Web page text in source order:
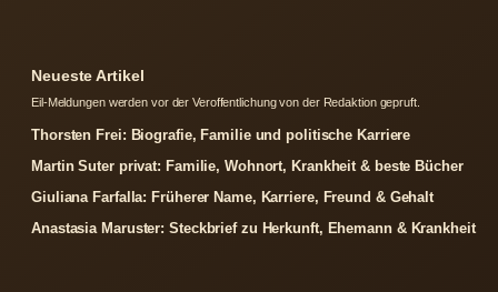
Neueste Artikel
Eil-Meldungen werden vor der Veroffentlichung von der Redaktion gepruft.
Thorsten Frei: Biografie, Familie und politische Karriere
Martin Suter privat: Familie, Wohnort, Krankheit & beste Bücher
Giuliana Farfalla: Früherer Name, Karriere, Freund & Gehalt
Anastasia Maruster: Steckbrief zu Herkunft, Ehemann & Krankheit